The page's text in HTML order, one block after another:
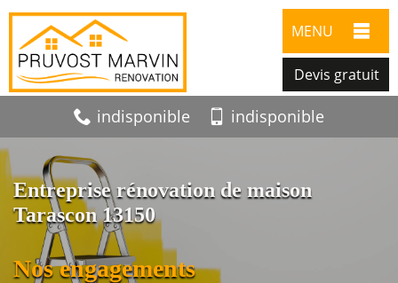
MENU
Devis gratuit
indisponible indisponible
Entreprise rénovation de maison
Tarascon 13150
Nos engagements